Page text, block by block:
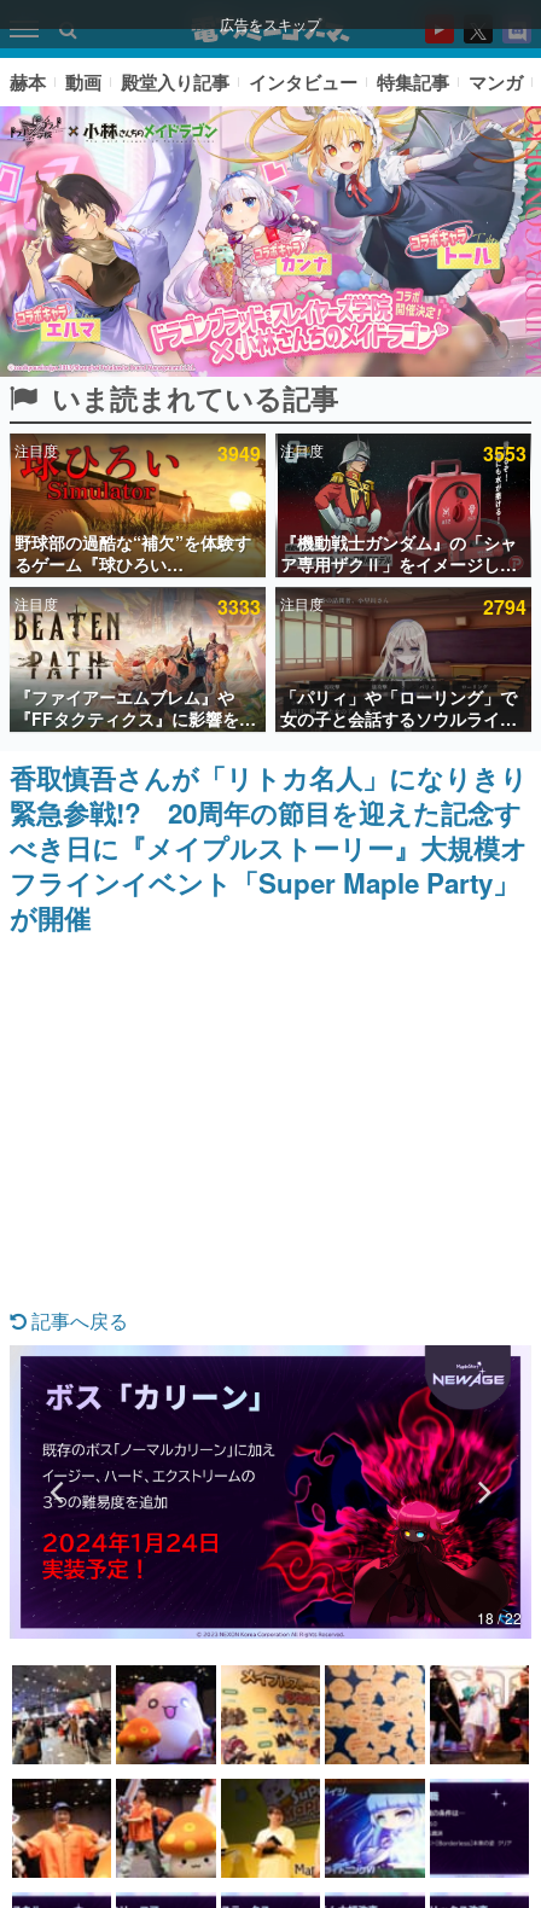
広告をスキップ
ピックアップ
電ファミのいま読まれている記事ランキング
アプリセール情報
インタビュー
連載・特集一覧
殿堂入り記事
SNS拡散数が数千以上！ ページビュー数万以上！ などな
ど。多くの人々に読まれた、電ファミ渾身の“殿堂入り”記
事をまとめました。
ゲームの企画書
名作ゲームクリエイターの方々に製作時のエピソードをお
聞きし、ヒットする企画（ゲーム）とは何か？を探ってい
きます。
赫本
この物語を解いてはいけない。『赫本』は、〈試験問題〉
なんでゲームは面白い？
ゲーム開発者・hamatsu氏がゲームの魅力を画面や操作の
具体的な形から解き明かしていく、硬派で骨太な評論連載
です。
ゲームが変えた日本語
「経験値」「裏技」「ラスボス」… ゲームにまつわる言葉
の起源や用法の変遷を、コンピューター文化史研究家・タ
イニーP氏が徹底調査。
カテゴリ
特集記事
マンガ
女性向け
アプリレビュー
その他
電ファミニコゲーマーとは？
赫本 動画 殿堂入り記事 インタビュー 特集記事 マンガ
いま読まれている記事
注目度 3949
野球部の過酷な“補欠”を体験す
るゲーム『球ひろい
Simulator』が「1件」のウィッ
シュリストをもとにチェコ語に
対応しSNSで話題に。『キング
ダム・カム』開発元やチェコの
プロ野球選手から称賛の声
注目度 3553
『機動戦士ガンダム』の「シャ
ア専用ザクⅡ」をイメージした
散水ホースリールが予約開始。
本体にはシャアのパーソナルマ
ークやジオン公国軍のエンブレ
ム、型式番号などを配置
注目度 3333
『ファイアーエムブレム』や
『FFタクティクス』に影響を受
けた新作戦略RPG『Beaten
Path』2027年に発売へ。
PC（Steam）、PS5、Xbox、
Switch向けにリリース予定
注目度 2794
「パリィ」や「ローリング」で
女の子と会話するソウルライク
恋愛ゲーム『小早川さんはソウ
ルライク』無料公開。返事に失
敗すると「YOU DIED」
香取慎吾さんが「リトカ名人」になりきり
緊急参戦!? 20周年の節目を迎えた記念す
べき日に『メイプルストーリー』大規模オ
フラインイベント「Super Maple Party」
が開催
記事へ戻る
18 / 22